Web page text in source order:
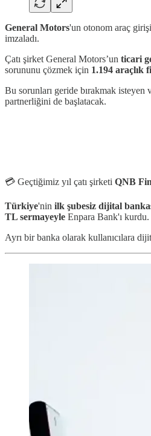
General Motors'un otonom araç
imzaladı.
Çatı şirket General Motors’un ticari
sorununu çözmek için 1.194 araçlık
Bu sorunları geride bırakmak isteyen
partnerliğini de başlatacak.
💳 Geçtiğimiz yıl çatı şirketi QNB
Türkiye'nin ilk şubesiz dijital
TL sermayeyle Enpara Bank'ı kurdu.
Ayrı bir banka olarak kullanıcılara